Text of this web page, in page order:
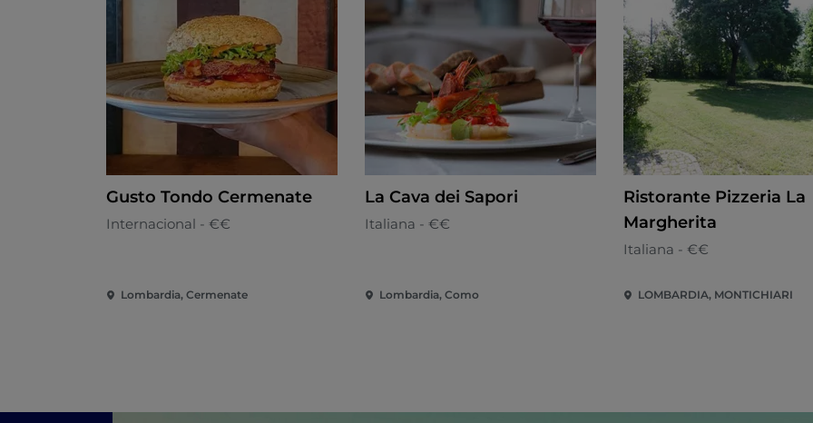
Gusto Tondo Cermenate
Internacional - €€
Lombardia, Cermenate
La Cava dei Sapori
Italiana - €€
Lombardia, Como
Ristorante Pizzeria La
Margherita
Italiana - €€
LOMBARDIA, MONTICHIARI